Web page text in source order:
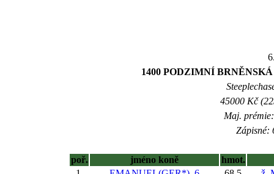
1400 PODZIMNÍ
45000 Kč
Maj.
Zápisné:
poř. jméno koně
hmot.